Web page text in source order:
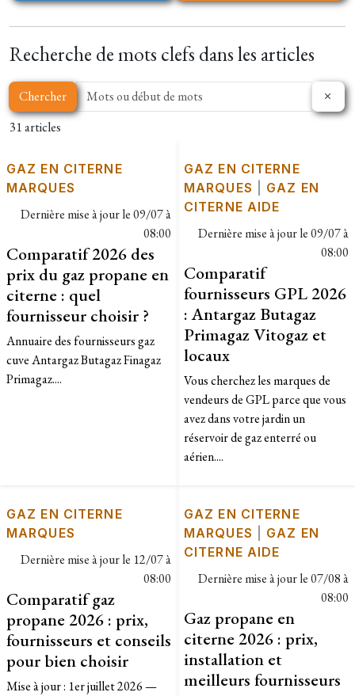
Recherche de mots clefs dans les articles
Chercher
31 articles
GAZ EN CITERNE
MARQUES
Dernière mise à jour le09/07 à
08:00
Comparatif 2026 des
prix du gaz propane en
citerne : quel
fournisseur choisir ?
Annuaire des fournisseurs gaz
cuve Antargaz Butagaz Finagaz
Primagaz....
GAZ EN CITERNE
MARQUES
GAZ EN
CITERNE AIDE
Dernière mise à jour le09/07 à
08:00
Comparatif
fournisseurs GPL 2026
: Antargaz Butagaz
Primagaz Vitogaz et
locaux
Vous cherchez les marques de
vendeurs de GPL parce que vous
avez dans votre jardin un
réservoir de gaz enterré ou
aérien....
GAZ EN CITERNE
MARQUES
Dernière mise à jour le 12/07 à
08:00
Comparatif gaz
propane 2026 : prix,
fournisseurs et conseils
pour bien choisir
Mise à jour : 1er juillet 2026 —
GAZ EN CITERNE
MARQUES
GAZ EN
CITERNE AIDE
Dernière mise à jour le07/08 à
08:00
Gaz propane en
citerne 2026 : prix,
installation et
meilleurs fournisseurs